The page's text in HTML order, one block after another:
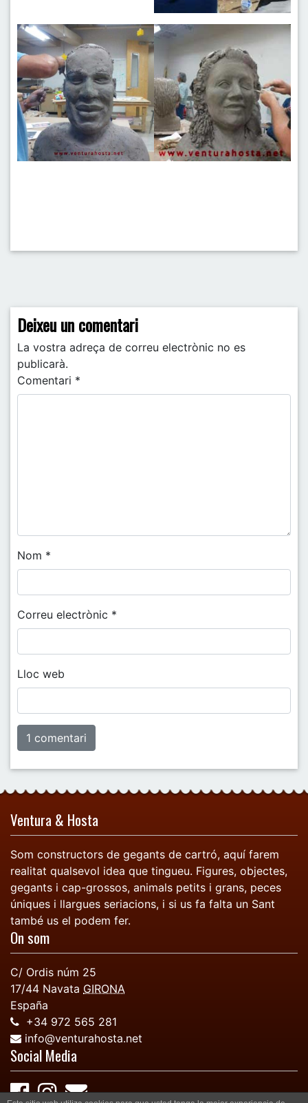
Deixeu un comentari
La vostra adreça de correu electrònic no es
publicarà.
Comentari *
Nom *
Correu electrònic *
Lloc web
Ventura & Hosta
Som constructors de gegants de cartró, aquí farem
realitat qualsevol idea que tingueu. Figures, objectes,
gegants i cap-grossos, animals petits i grans, peces
úniques i llargues seriacions, i si us fa falta un Sant
també us el podem fer.
On som
C/ Ordis núm 25
17/44 Navata GIRONA
España
+34 972 565 281
info@venturahosta.net
Social Media